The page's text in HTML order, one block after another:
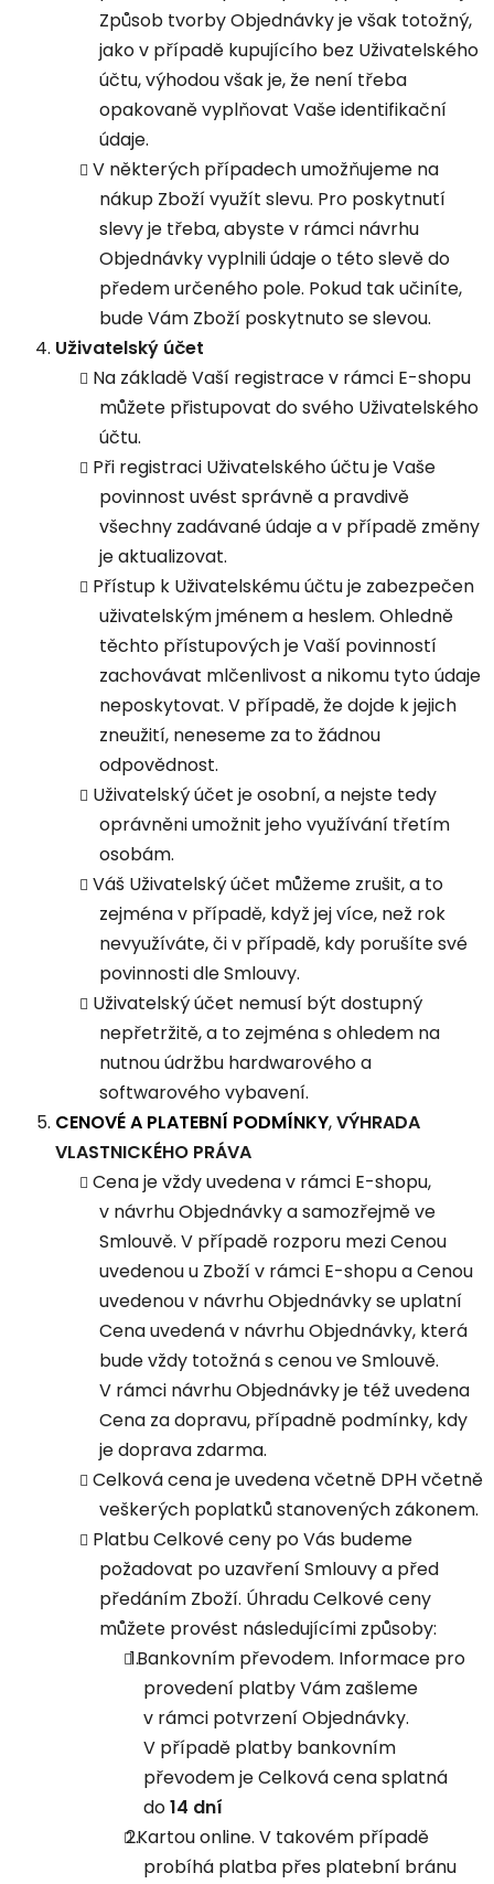
Způsob tvorby Objednávky je však totožný,
jako v případě kupujícího bez Uživatelského
účtu, výhodou však je, že není třeba
opakovaně vyplňovat Vaše identifikační
údaje.
V některých případech umožňujeme na
nákup Zboží využít slevu. Pro poskytnutí
slevy je třeba, abyste v rámci návrhu
Objednávky vyplnili údaje o této slevě do
předem určeného pole. Pokud tak učiníte,
bude Vám Zboží poskytnuto se slevou.
Uživatelský účet
Na základě Vaší registrace v rámci E-shopu
můžete přistupovat do svého Uživatelského
účtu.
Při registraci Uživatelského účtu je Vaše
povinnost uvést správně a pravdivě
všechny zadávané údaje a v případě změny
je aktualizovat.
Přístup k Uživatelskému účtu je zabezpečen
uživatelským jménem a heslem. Ohledně
těchto přístupových je Vaší povinností
zachovávat mlčenlivost a nikomu tyto údaje
neposkytovat. V případě, že dojde k jejich
zneužití, neneseme za to žádnou
odpovědnost.
Uživatelský účet je osobní, a nejste tedy
oprávněni umožnit jeho využívání třetím
osobám.
Váš Uživatelský účet můžeme zrušit, a to
zejména v případě, když jej více, než rok
nevyužíváte, či v případě, kdy porušíte své
povinnosti dle Smlouvy.
Uživatelský účet nemusí být dostupný
nepřetržitě, a to zejména s ohledem na
nutnou údržbu hardwarového a
softwarového vybavení.
CENOVÉ A PLATEBNÍ PODMÍNKY,VÝHRADA
VLASTNICKÉHO PRÁVA
Cena je vždy uvedena v rámci E-shopu,
v návrhu Objednávky a samozřejmě ve
Smlouvě. V případě rozporu mezi Cenou
uvedenou u Zboží v rámci E-shopu a Cenou
uvedenou v návrhu Objednávky se uplatní
Cena uvedená v návrhu Objednávky, která
bude vždy totožná s cenou ve Smlouvě.
V rámci návrhu Objednávky je též uvedena
Cena za dopravu, případně podmínky, kdy
je doprava zdarma.
Celková cena je uvedena včetně DPH včetně
veškerých poplatků stanovených zákonem.
Platbu Celkové ceny po Vás budeme
požadovat po uzavření Smlouvy a před
předáním Zboží. Úhradu Celkové ceny
můžete provést následujícími způsoby:
Bankovním převodem. Informace pro
provedení platby Vám zašleme
v rámci potvrzení Objednávky.
V případě platby bankovním
převodem je Celková cena splatná
do14 dní
Kartou online. V takovém případě
probíhá platba přes platební bránu